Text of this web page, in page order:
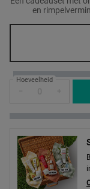
en
Hoeveelheid